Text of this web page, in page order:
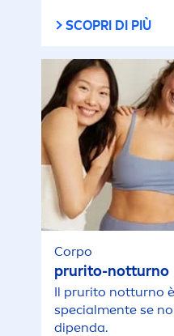
SCOPRI DI PIÙ
Corpo
prurito-notturno
Il prurito notturno
specialmente se
dipenda.